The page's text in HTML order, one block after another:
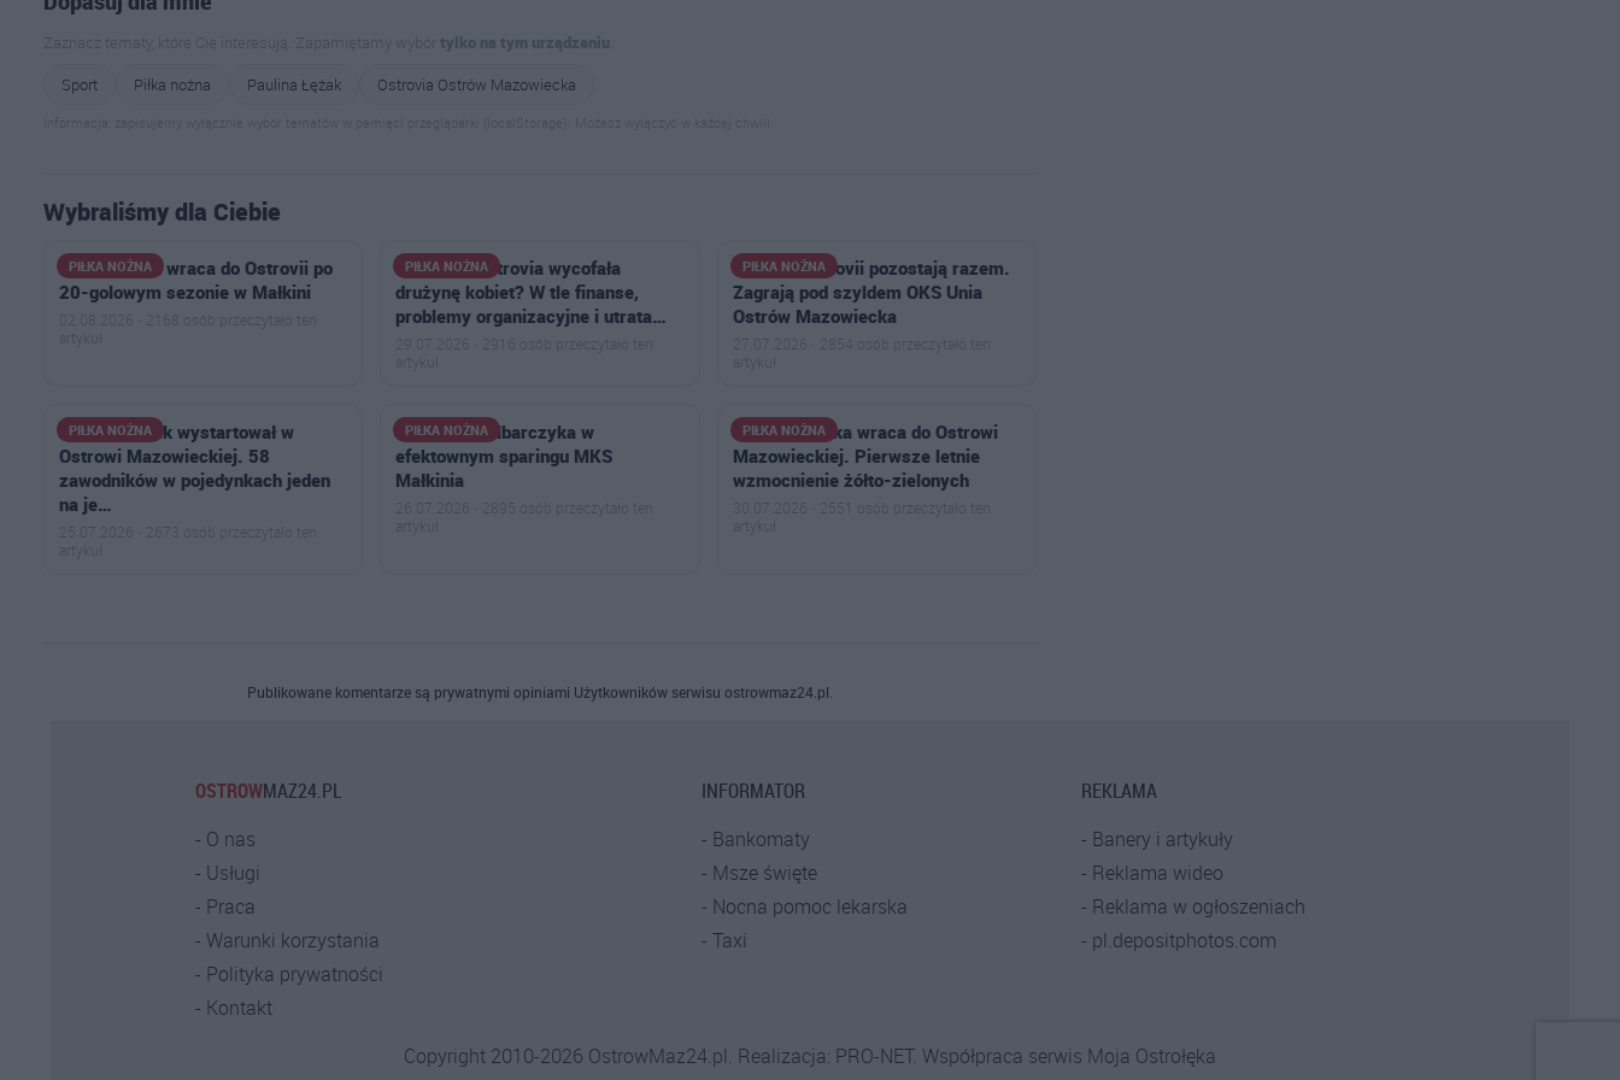
Zaznacz tematy, które Cię interesują. Zapamiętamy wybórtylko na tym urządzeniu.
Sport
Piłka nożna Paulina Łężak Ostrovia Ostrów Mazowiecka
Informacja: zapisujemy wyłącznie wybór tematów w pamięci przeglądarki (localStorage). Możesz wyłączyć w każdej chwili.
Wybraliśmy dla Ciebie
PIŁKA NOŻNA
Antoni Polak wraca do Ostrovii po
20-golowym sezonie w Małkini
02.08.2026 · 2168 osób przeczytało ten
artykuł
PIŁKA NOŻNA
Dlaczego Ostrovia wycofała
drużynę kobiet? W tle finanse,
problemy organizacyjne i utrata…
29.07.2026 · 2916 osób przeczytało ten
artykuł
PIŁKA NOŻNA
Piłkarki Ostrovii pozostają razem.
Zagrają pod szyldem OKS Unia
Ostrów Mazowiecka
27.07.2026 · 2854 osób przeczytało ten
artykuł
PIŁKA NOŻNA
Aktywny Orlik wystartował w
Ostrowi Mazowieckiej. 58
zawodników w pojedynkach jeden
na je…
25.07.2026 · 2673 osób przeczytało ten
artykuł
PIŁKA NOŻNA
Hat-trick Kalbarczyka w
efektownym sparingu MKS
Małkinia
26.07.2026 · 2895 osób przeczytało ten
artykuł
PIŁKA NOŻNA
Jakub Choinka wraca do Ostrowi
Mazowieckiej. Pierwsze letnie
wzmocnienie żółto-zielonych
30.07.2026 · 2551 osób przeczytało ten
artykuł
Publikowane komentarze są prywatnymi opiniami Użytkowników serwisu ostrowmaz24.pl.
OSTROWMAZ24.PL
O nas
Usługi
Praca
Warunki korzystania
Polityka prywatności
Kontakt
INFORMATOR
Bankomaty
Msze święte
Nocna pomoc lekarska
Taxi
REKLAMA
Banery i artykuły
Reklama wideo
Reklama w ogłoszeniach
pl.depositphotos.com
Copyright 2010-2026 OstrowMaz24.pl. Realizacja: PRO-NET. Współpraca serwis Moja Ostrołęka